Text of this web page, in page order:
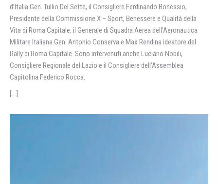
d’Italia Gen. Tullio Del Sette, il Consigliere Ferdinando Bonessio,
Presidente della Commissione X – Sport, Benessere e Qualità della
Vita di Roma Capitale, il Generale di Squadra Aerea dell’Aeronautica
Militare Italiana Gen. Antonio Conserva e Max Rendina ideatore del
Rally di Roma Capitale. Sono intervenuti anche Luciano Nobili,
Consigliere Regionale del Lazio e il Consigliere dell’Assemblea
Capitolina Federico Rocca.
[…]